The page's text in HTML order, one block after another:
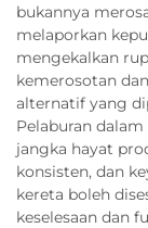
bukannya
melaporkan
mengekalkan
kemerosotan
alternatif yang
Pelaburan
jangka hayat
konsisten, dan
kereta boleh
keselesaan dan